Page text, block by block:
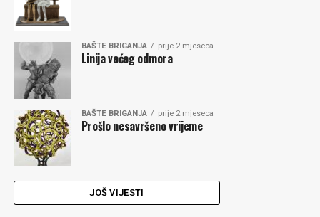
BAŠTE BRIGANJA prije 2 mjeseca
Linija većeg odmora
BAŠTE BRIGANJA prije 2 mjeseca
Prošlo nesavršeno vrijeme
JOŠ VIJESTI